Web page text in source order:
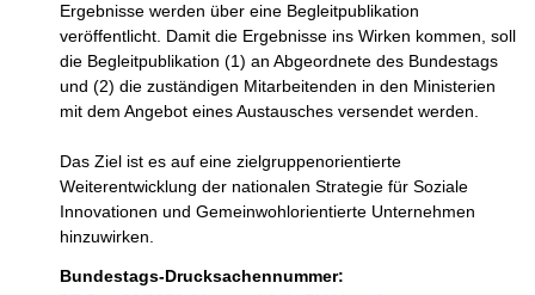
Ergebnisse werden über eine Begleitpublikation
veröffentlicht. Damit die Ergebnisse ins Wirken kommen, soll
die Begleitpublikation (1) an Abgeordnete des Bundestags
und (2) die zuständigen Mitarbeitenden in den Ministerien
mit dem Angebot eines Austausches versendet werden.
Das Ziel ist es auf eine zielgruppenorientierte
Weiterentwicklung der nationalen Strategie für Soziale
Innovationen und Gemeinwohlorientierte Unternehmen
hinzuwirken.
Bundestags-Drucksachennummer: